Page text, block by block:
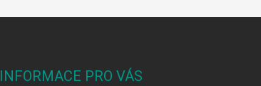
INFORMACE PRO VÁS